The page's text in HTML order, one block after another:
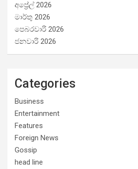
අප්‍රේල් 2026
මාර්තු 2026
පෙබරවාරි 2026
ජනවාරි 2026
Categories
Business
Entertainment
Features
Foreign News
Gossip
head line